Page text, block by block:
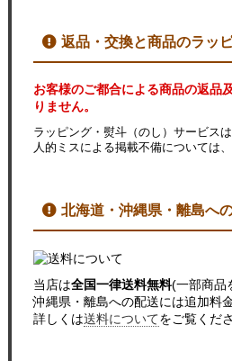
返品・交換と商品のラッ
お客様のご都合による商品の返品
りません。
ラッピング・熨斗（のし）サービス
人的ミスによる掲載不備については、
北海道・沖縄県・離島へ
当店は全国一律送料無料(一部商品
沖縄県・離島への配送には追加料
詳しくは送料についてをご覧くださ